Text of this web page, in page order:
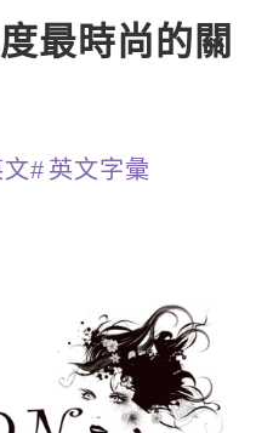
最時尚的關
英文字彙